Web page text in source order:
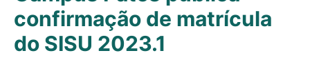
confirmação de matrícula
do SISU 2023.1